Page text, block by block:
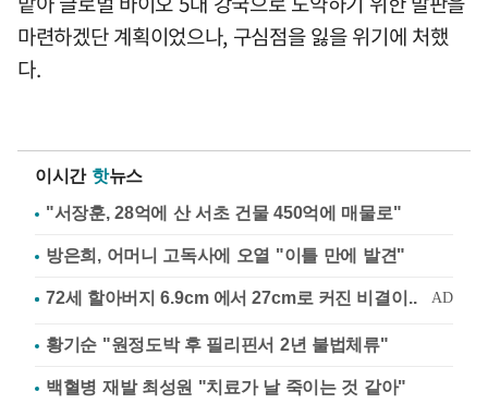
마련하겠단 계획이었으나, 구심점을 잃을 위기에 처했
다.
이시간 핫뉴스
"서장훈, 28억에 산 서초 건물 450억에 매물로"
방은희, 어머니 고독사에 오열 "이틀 만에 발견"
황기순 "원정도박 후 필리핀서 2년 불법체류"
백혈병 재발 최성원 "치료가 날 죽이는 것 같아"